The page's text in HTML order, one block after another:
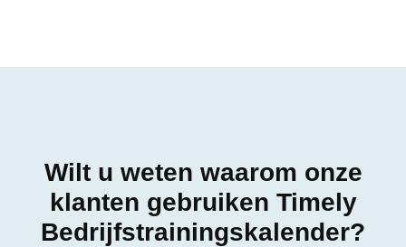
Wilt u weten waarom onze
klanten gebruiken Timely
Bedrijfstrainingskalender?